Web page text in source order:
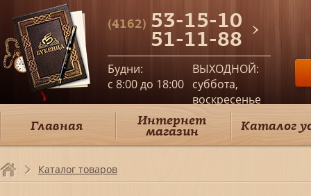
(4162) 53-15-10
51-11-88
Будни:
c 8:00 до 18:00
ВЫХОДНОЙ:
суббота,
воскресенье
Главная Интернет
магазин Каталог
Каталог товаров